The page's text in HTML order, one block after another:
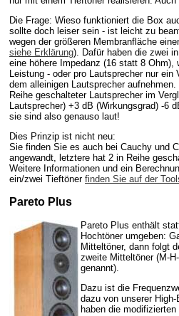
Die Frage: Wieso funktioniert die Box
sollte doch leiser sein - ist leicht zu
wegen der größeren Membranfläche
siehe Erklärung). Dafür haben die zwei
eine höhere Impedanz (16 statt 8 Ohm),
Leistung - oder pro Lautsprecher nur ein
dem alleinigen Lautsprecher
Reihe geschalteter Lautsprecher im
Lautsprecher) +3 dB (Wirkungsgrad) -6
sie sind also genauso laut!
Dies Prinzip ist nicht neu:
Sie finden Sie es auch bei Cauchy und
angewandt, letztere hat 2 in Reihe
Weitere Informationen und ein
ein/zwei Tieftöner finden Sie auf der
Pareto Plus
Pareto Plus enthält
Hochtöner umgeben:
Mitteltöner, dann folgt
zweite Mitteltöner (M-
genannt).
Dazu ist die
dazu von unserer
haben die